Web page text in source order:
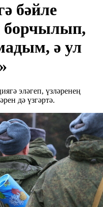
бәйле
борчылып,
ә ул
эләгеп, үзләренең
дә үзгәртә.